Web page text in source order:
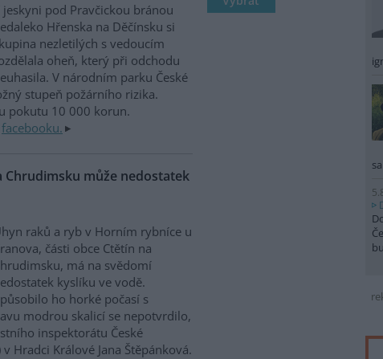
jeskyni pod Pravčickou bránou
Hřenska na Děčínsku si
nezletilých s vedoucím
oheň, který při odchodu
V národním parku České
stupeň požárního rizika.
pokutu 10 000 korun.
facebooku.
může nedostatek
raků a ryb v Horním rybníce u
části obce Ctětín na
má na svědomí
kyslíku ve vodě.
ho horké počasí s
modrou skalicí se nepotvrdilo,
inspektorátu České
Hradci Králové Jana Štěpánková.